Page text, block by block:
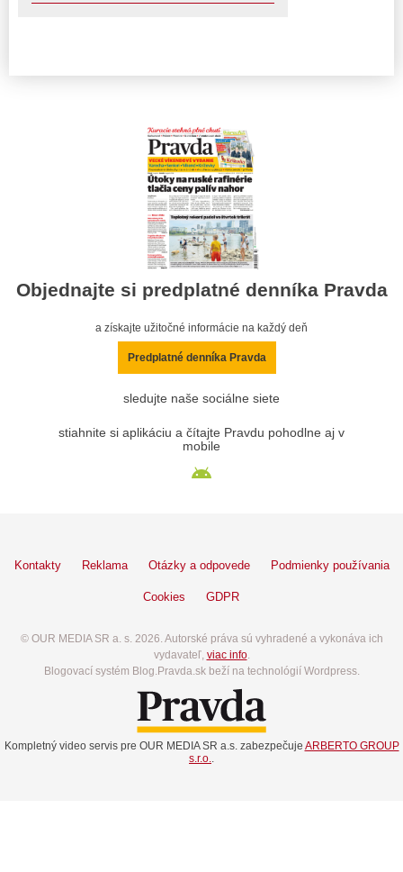
Objednajte si predplatné denníka Pravda
a získajte užitočné informácie na každý deň
Predplatné denníka Pravda
sledujte naše sociálne siete
stiahnite si aplikáciu a čítajte Pravdu pohodlne aj v
mobile
Kontakty Reklama Otázky a odpovede Podmienky používania
Cookies GDPR
© OUR MEDIA SR a. s. 2026. Autorské práva sú vyhradené a vykonáva ich
vydavateľ, viac info.
Blogovací systém Blog.Pravda.sk beží na technológií Wordpress.
Kompletný video servis pre OUR MEDIA SR a.s. zabezpečuje ARBERTO GROUP
s.r.o..